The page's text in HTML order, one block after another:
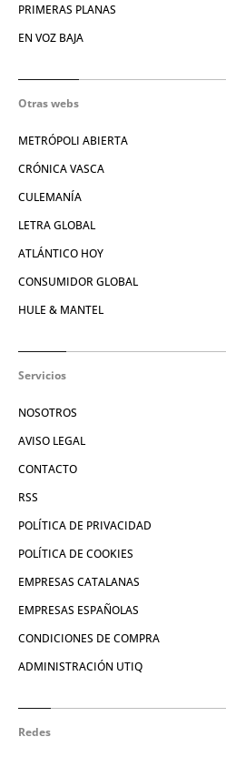
PRIMERAS PLANAS
EN VOZ BAJA
Otras webs
METRÓPOLI ABIERTA
CRÓNICA VASCA
CULEMANÍA
LETRA GLOBAL
ATLÁNTICO HOY
CONSUMIDOR GLOBAL
HULE & MANTEL
Servicios
NOSOTROS
AVISO LEGAL
CONTACTO
RSS
POLÍTICA DE PRIVACIDAD
POLÍTICA DE COOKIES
EMPRESAS CATALANAS
EMPRESAS ESPAÑOLAS
CONDICIONES DE COMPRA
ADMINISTRACIÓN UTIQ
Redes